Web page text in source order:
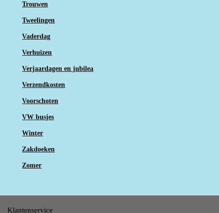
Trouwen
Tweelingen
Vaderdag
Verhuizen
Verjaardagen en jubilea
Verzendkosten
Voorschoten
VW busjes
Winter
Zakdoeken
Zomer
Klantenservice